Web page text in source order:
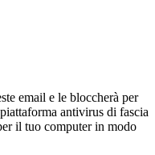
email e le bloccherà per
antivirus di fascia
il tuo computer in modo